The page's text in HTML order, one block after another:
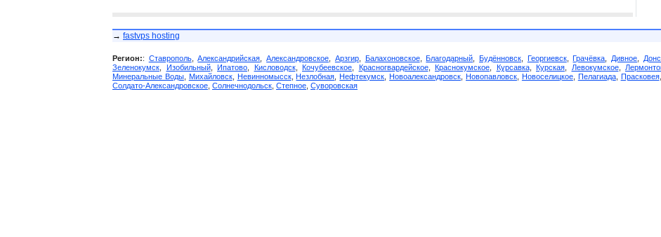
→ fastvps hosting
Регион:: Ставрополь,Александрийская ,Александровское Арзгир, Балахоновское,Благодарный ,Будённовск Георгиевск,Грачёвка Дивное
Зеленокумск
Изобильный, Ипатово Кисловодск, Кочубеевское Красногвардейское, Краснокумское Курсавка, Курская Левокумское,
Минеральные Воды, Михайловск, Невинномысск,Незлобная ,Нефтекумск ,Новоалександровск ,Новопавловск Новоселицкое, Пелагиада, Прасковея
Солдато-Александровское Солнечнодольск Степное Суворовская